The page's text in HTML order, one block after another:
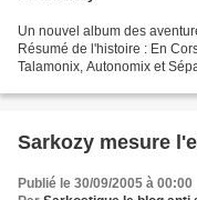
Un nouvel album des
Résumé de l'histoire : En
Talamonix, Autonomix et
Sarkozy mesure
Publié le 30/09/2005 à 00:00